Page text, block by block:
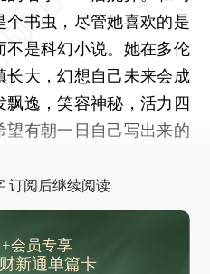
书虫，尽管她喜欢的是
是科幻小说。她在多伦
长大，幻想自己未来会成
逸，笑容神秘，活力四
有朝一日自己写出来的
订阅后继续阅读
会员专享
新通单篇卡